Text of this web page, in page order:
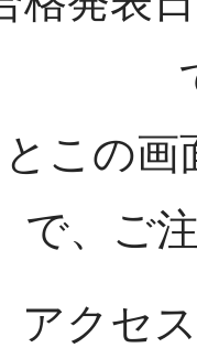
この
で、ご
アクセ